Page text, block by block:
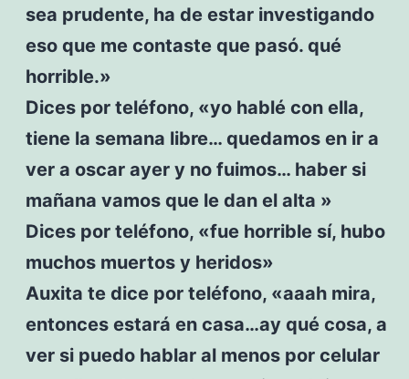
sea prudente, ha de estar investigando
eso que me contaste que pasó. qué
horrible.»
Dices por teléfono, «yo hablé con ella,
tiene la semana libre… quedamos en ir a
ver a oscar ayer y no fuimos… haber si
mañana vamos que le dan el alta »
Dices por teléfono, «fue horrible sí, hubo
muchos muertos y heridos»
Auxita te dice por teléfono, «aaah mira,
entonces estará en casa…ay qué cosa, a
ver si puedo hablar al menos por celular